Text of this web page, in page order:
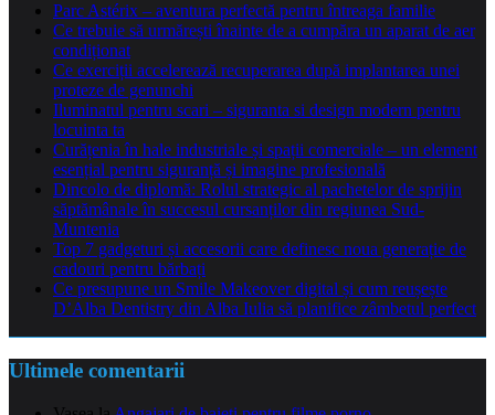
Parc Astérix – aventura perfectă pentru întreaga familie
Ce trebuie să urmărești înainte de a cumpăra un aparat de aer
condiționat
Ce exerciții accelerează recuperarea după implantarea unei
proteze de genunchi
Iluminatul pentru scari – siguranta si design modern pentru
locuinta ta
Curățenia în hale industriale și spații comerciale – un element
esențial pentru siguranță și imagine profesională
Dincolo de diplomă: Rolul strategic al pachetelor de sprijin
săptămânale în succesul cursanților din regiunea Sud-
Muntenia
Top 7 gadgeturi și accesorii care definesc noua generație de
cadouri pentru bărbați
Ce presupune un Smile Makeover digital și cum reușește
D’Alba Dentistry din Alba Iulia să planifice zâmbetul perfect
Ultimele comentarii